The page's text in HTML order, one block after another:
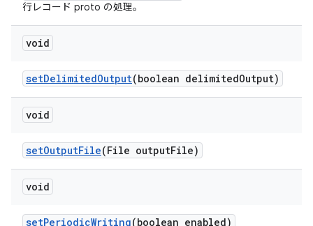
行レコード proto の処理。
void
setDelimitedOutput(boolean delimitedOutput)
void
setOutputFile(File outputFile)
void
setPeriodicWriting(boolean enabled)